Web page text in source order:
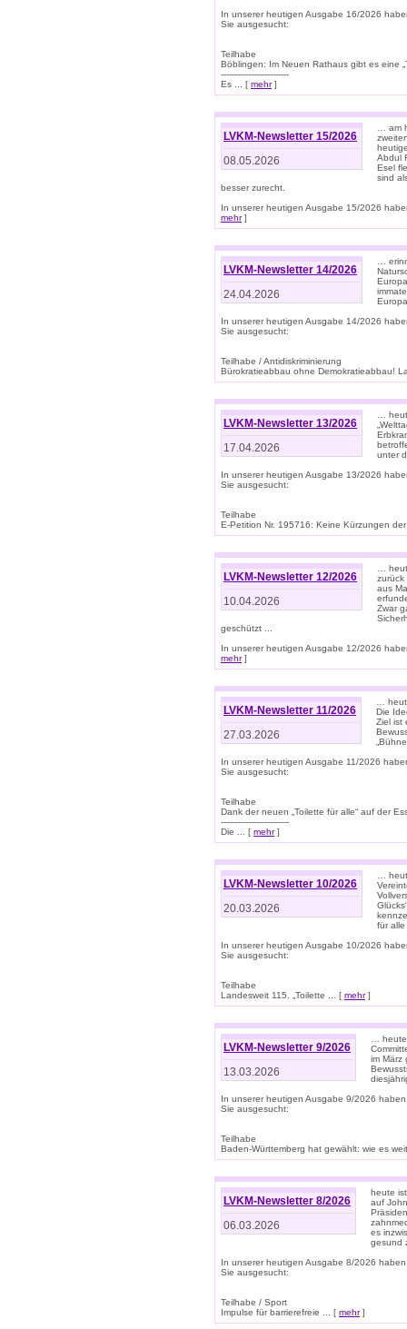
In unserer heutigen Ausgabe 16/2026
Sie ausgesucht:
Teilhabe
Böblingen: Im Neuen Rathaus gibt es eine
-------------------------
Es ... [ mehr]
LVKM-Newsletter 15/2026
08.05.2026
… am
Abdul
Esel
sind
besser zurecht.
In unserer heutigen Ausgabe 15/2026
mehr]
LVKM-Newsletter 14/2026
24.04.2026
…
In unserer heutigen Ausgabe 14/2026
Sie ausgesucht:
Teilhabe / Antidiskriminierung
Bürokratieabbau ohne Demokratieabbau!
LVKM-Newsletter 13/2026
17.04.2026
…
unter
In unserer heutigen Ausgabe 13/2026
Sie ausgesucht:
Teilhabe
E-Petition Nr. 195716: Keine Kürzungen
LVKM-Newsletter 12/2026
10.04.2026
…
zurück
aus
Zwar
geschützt ...
In unserer heutigen Ausgabe 12/2026
mehr]
LVKM-Newsletter 11/2026
27.03.2026
…
Die
Ziel ist
In unserer heutigen Ausgabe 11/2026
Sie ausgesucht:
Teilhabe
Dank der neuen „Toilette für alle“ auf der
-------------------------
Die ... [ mehr]
LVKM-Newsletter 10/2026
20.03.2026
…
für
In unserer heutigen Ausgabe 10/2026
Sie ausgesucht:
Teilhabe
Landesweit 115. „Toilette ... [ mehr]
LVKM-Newsletter 9/2026
13.03.2026
…
im März
In unserer heutigen Ausgabe 9/2026
Sie ausgesucht:
Teilhabe
Baden-Württemberg hat gewählt: wie es
LVKM-Newsletter 8/2026
06.03.2026
heute
auf
es
gesund
In unserer heutigen Ausgabe 8/2026
Sie ausgesucht:
Teilhabe / Sport
Impulse für barrierefreie ... [ mehr]